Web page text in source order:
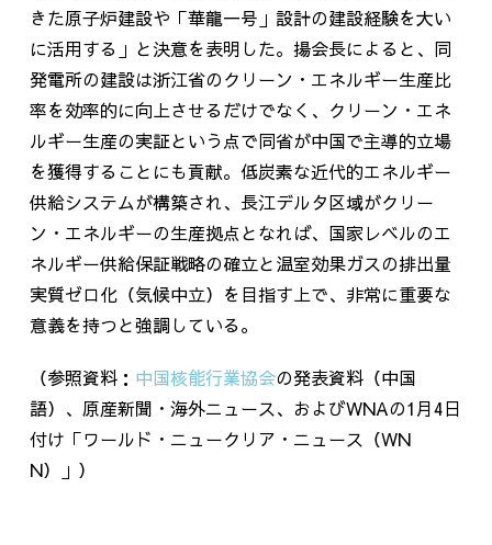
きた原子炉建設や「華龍一号」設計の建設経験を大い
に活用する」と決意を表明した。揚会長によると、同
発電所の建設は浙江省のクリーン・エネルギー生産比
率を効率的に向上させるだけでなく、クリーン・エネ
ルギー生産の実証という点で同省が中国で主導的立場
を獲得することにも貢献。低炭素な近代的エネルギー
供給システムが構築され、長江デルタ区域がクリー
ン・エネルギーの生産拠点となれば、国家レベルのエ
ネルギー供給保証戦略の確立と温室効果ガスの排出量
実質ゼロ化（気候中立）を目指す上で、非常に重要な
意義を持つと強調している。
（参照資料： 中国核能行業協会の発表資料（中国
語）、原産新聞・海外ニュース、およびWNAの1月4日
付け「ワールド・ニュークリア・ニュース（WN
N）」）